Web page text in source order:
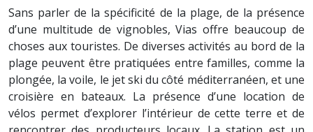
Sans parler de la spécificité de la plage, de la présence
d’une multitude de vignobles, Vias offre beaucoup de
choses aux touristes. De diverses activités au bord de la
plage peuvent être pratiquées entre familles, comme la
plongée, la voile, le jet ski du côté méditerranéen, et une
croisière en bateaux. La présence d’une location de
vélos permet d’explorer l’intérieur de cette terre et de